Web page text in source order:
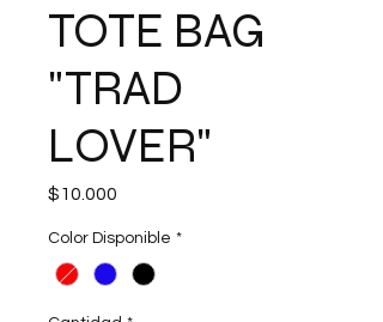
TOTE BAG
"TRAD
LOVER"
$10.000
Color Disponible *